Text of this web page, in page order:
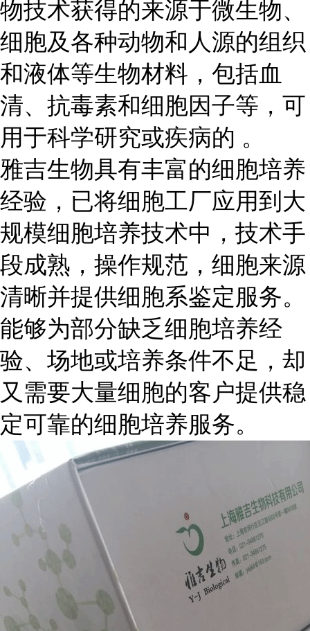
物技术获得的来源于微生物、
细胞及各种动物和人源的组织
和液体等生物材料，包括血
清、抗毒素和细胞因子等，可
用于科学研究或疾病的 。
雅吉生物具有丰富的细胞培养
经验，已将细胞工厂应用到大
规模细胞培养技术中，技术手
段成熟，操作规范，细胞来源
清晰并提供细胞系鉴定服务。
能够为部分缺乏细胞培养经
验、场地或培养条件不足，却
又需要大量细胞的客户提供稳
定可靠的细胞培养服务。